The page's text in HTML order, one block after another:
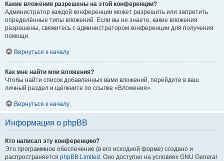
Какие вложения разрешены на этой конференции?
Администратор каждой конференции может разрешить или запретить
определённые типы вложений. Если вы не знаете, какие вложения
разрешены, свяжитесь с администратором конференции для получения
помощи.
Вернуться к началу
Как мне найти мои вложения?
Чтобы найти список добавленных вами вложений, перейдите в ваш
личный раздел и щёлкните по ссылке «Вложения».
Вернуться к началу
Информация о phpBB
Кто написал эту конференцию?
Это программное обеспечение (в его исходной форме) создано и
распространяется phpBB Limited . Оно доступно на условиях GNU General